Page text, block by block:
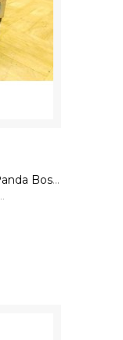
ABS Hydraulikblock ESP Fiat Panda Bosch 51801322 0265230019